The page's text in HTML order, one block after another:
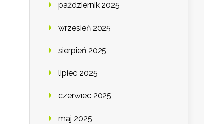
październik 2025
wrzesień 2025
sierpień 2025
lipiec 2025
czerwiec 2025
maj 2025